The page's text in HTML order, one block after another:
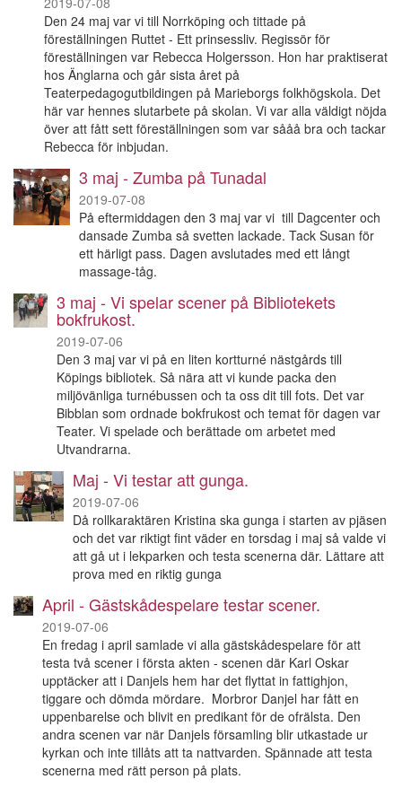
Den 24 maj var vi till Norrköping och tittade på
föreställningen Ruttet - Ett prinsessliv. Regissör för
föreställningen var Rebecca Holgersson. Hon har praktiserat
hos Änglarna och går sista året på
Teaterpedagogutbildingen på Marieborgs folkhögskola. Det
här var hennes slutarbete på skolan. Vi var alla väldigt nöjda
över att fått sett föreställningen som var sååå bra och tackar
Rebecca för inbjudan.
3 maj - Zumba på Tunadal
2019-07-08
På eftermiddagen den 3 maj var vi till Dagcenter och
dansade Zumba så svetten lackade. Tack Susan för
ett härligt pass. Dagen avslutades med ett långt
massage-tåg.
3 maj - Vi spelar scener på Bibliotekets
bokfrukost.
2019-07-06
Den 3 maj var vi på en liten kortturné nästgårds till
Köpings bibliotek. Så nära att vi kunde packa den
miljövänliga turnébussen och ta oss dit till fots. Det var
Bibblan som ordnade bokfrukost och temat för dagen var
Teater. Vi spelade och berättade om arbetet med
Utvandrarna.
Maj - Vi testar att gunga.
2019-07-06
Då rollkaraktären Kristina ska gunga i starten av pjäsen
och det var riktigt fint väder en torsdag i maj så valde vi
att gå ut i lekparken och testa scenerna där. Lättare att
prova med en riktig gunga
April - Gästskådespelare testar scener.
2019-07-06
En fredag i april samlade vi alla gästskådespelare för att
testa två scener i första akten - scenen där Karl Oskar
upptäcker att i Danjels hem har det flyttat in fattighjon,
tiggare och dömda mördare. Morbror Danjel har fått en
uppenbarelse och blivit en predikant för de ofrälsta. Den
andra scenen var när Danjels församling blir utkastade ur
kyrkan och inte tillåts att ta nattvarden. Spännade att testa
scenerna med rätt person på plats.